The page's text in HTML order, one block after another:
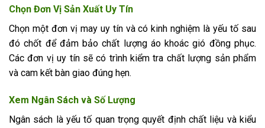
Chọn Đơn Vị Sản Xuất Uy Tín
Chọn một đơn vị may uy tín và có kinh nghiệm là yếu tố sau
đó chốt để đảm bảo chất lượng áo khoác gió đồng phục.
Các đơn vị uy tín sẽ có trình kiểm tra chất lượng sản phẩm
và cam kết bàn giao đúng hẹn.
Xem Ngân Sách và Số Lượng
Ngân sách là yếu tố quan trọng quyết định chất liệu và kiểu